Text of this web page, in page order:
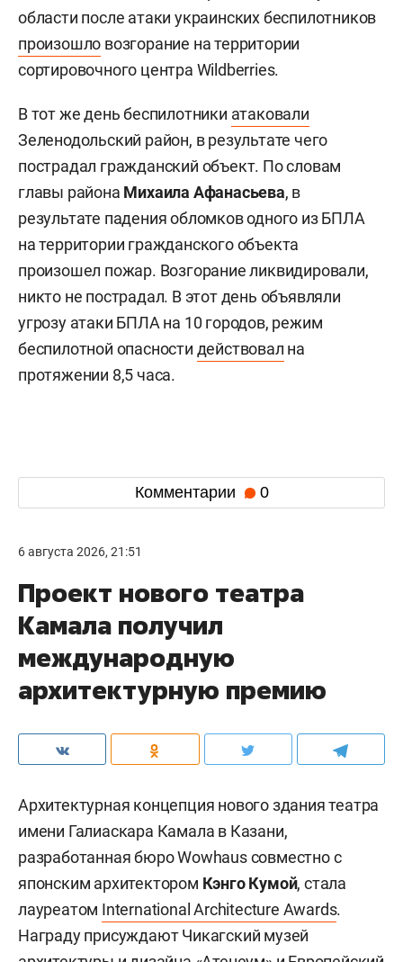
области после атаки украинских беспилотников
произошло возгорание на территории
сортировочного центра Wildberries.
В тот же день беспилотники атаковали
Зеленодольский район, в результате чего
пострадал гражданский объект. По словам
главы района Михаила Афанасьева, в
результате падения обломков одного из БПЛА
на территории гражданского объекта
произошел пожар. Возгорание ликвидировали,
никто не пострадал. В этот день объявляли
угрозу атаки БПЛА на 10 городов, режим
беспилотной опасности действовал на
протяжении 8,5 часа.
Комментарии 0
6 августа 2026, 21:51
Проект нового театра
Камала получил
международную
архитектурную премию
Архитектурная концепция нового здания театра
имени Галиаскара Камала в Казани,
разработанная бюро Wowhaus совместно с
японским архитектором Кэнго Кумой, стала
лауреатом International Architecture Awards.
Награду присуждают Чикагский музей